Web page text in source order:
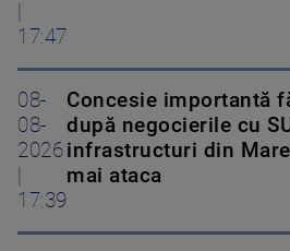
17:47
08-
08-
2026
17:39
Concesie importantă
după negocierile cu
infrastructuri din
mai ataca